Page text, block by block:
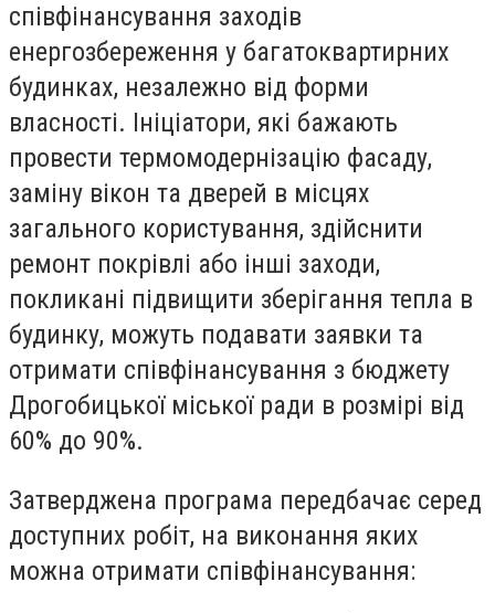
співфінансування заходів
енергозбереження у багатоквартирних
будинках, незалежно від форми
власності. Ініціатори, які бажають
провести термомодернізацію фасаду,
заміну вікон та дверей в місцях
загального користування, здійснити
ремонт покрівлі або інші заходи,
покликані підвищити зберігання тепла в
будинку, можуть подавати заявки та
отримати співфінансування з бюджету
Дрогобицької міської ради в розмірі від
60% до 90%.
Затверджена програма передбачає серед
доступних робіт, на виконання яких
можна отримати співфінансування: